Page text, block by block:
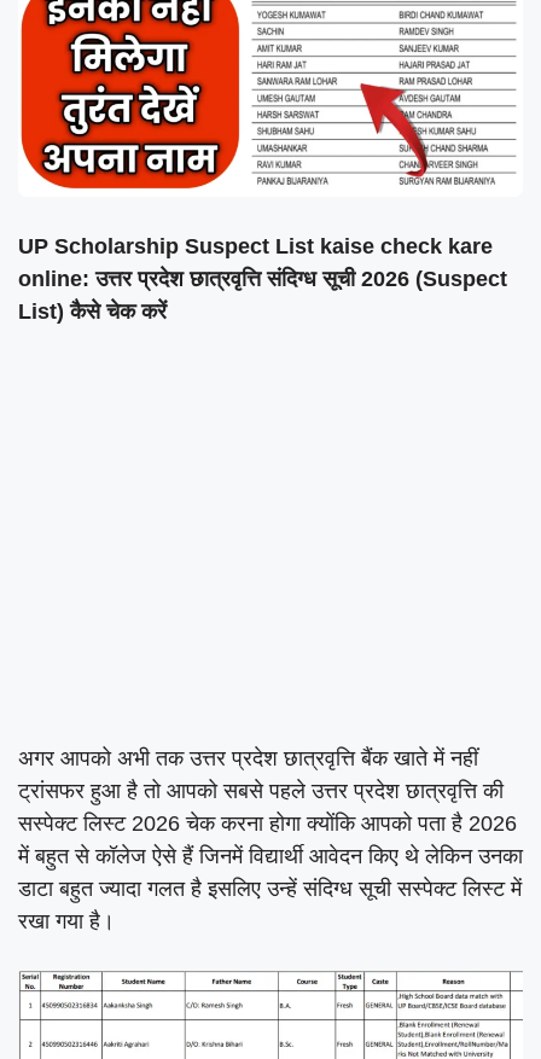
UP Scholarship Suspect List kaise check kare
online: उत्तर प्रदेश छात्रवृत्ति संदिग्ध सूची 2026 (Suspect
List) कैसे चेक करें
अगर आपको अभी तक उत्तर प्रदेश छात्रवृत्ति बैंक खाते में नहीं
ट्रांसफर हुआ है तो आपको सबसे पहले उत्तर प्रदेश छात्रवृत्ति की
सस्पेक्ट लिस्ट 2026 चेक करना होगा क्योंकि आपको पता है 2026
में बहुत से कॉलेज ऐसे हैं जिनमें विद्यार्थी आवेदन किए थे लेकिन उनका
डाटा बहुत ज्यादा गलत है इसलिए उन्हें संदिग्ध सूची सस्पेक्ट लिस्ट में
रखा गया है।